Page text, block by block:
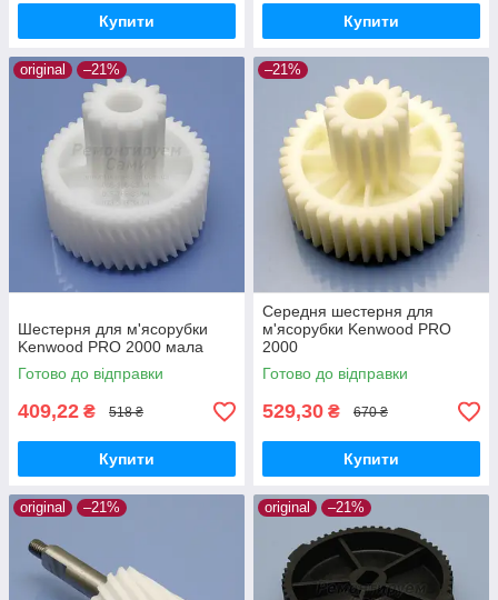
Купити Купити
original –21%
Шестерня для м'ясорубки
Kenwood PRO 2000 мала
Готово до відправки
409,22 ₴ 518 ₴
Купити
–21%
Середня шестерня для
м'ясорубки Kenwood PRO
2000
Готово до відправки
529,30 ₴ 670 ₴
Купити
original –21% original –21%